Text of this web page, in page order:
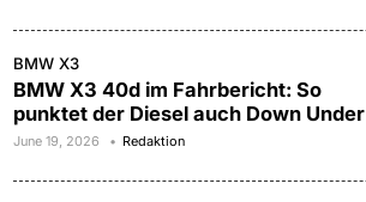
BMW X3
BMW X3 40d im Fahrbericht: So
punktet der Diesel auch Down Under
June 19, 2026 Redaktion